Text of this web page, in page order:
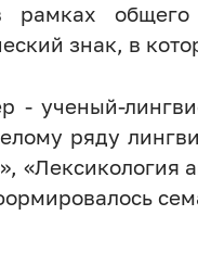
рамках общего
знак, в
- ученый-
ряду
«Лексикология